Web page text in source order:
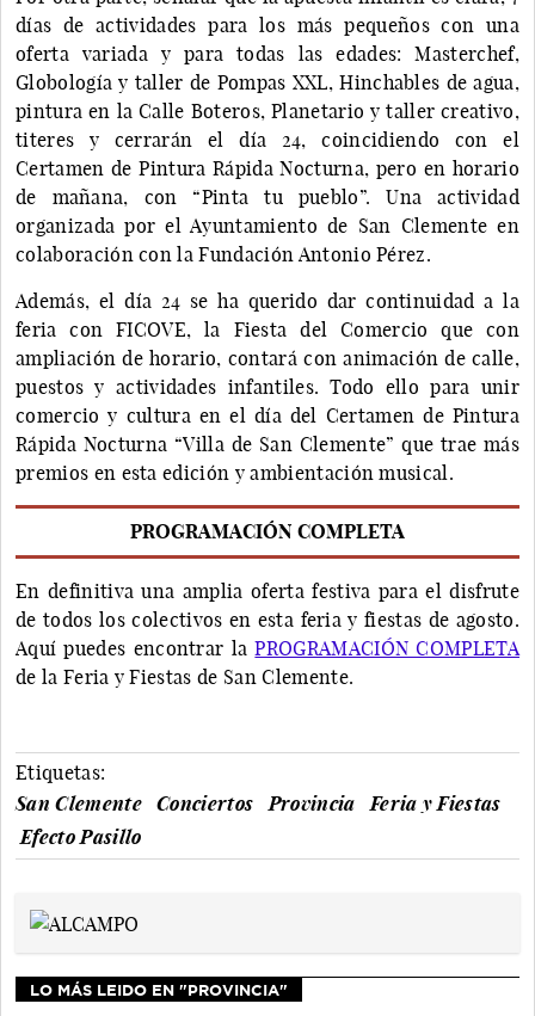
días de actividades para los más pequeños con una
oferta variada y para todas las edades: Masterchef,
Globología y taller de Pompas XXL, Hinchables de agua,
pintura en la Calle Boteros, Planetario y taller creativo,
titeres y cerrarán el día 24, coincidiendo con el
Certamen de Pintura Rápida Nocturna, pero en horario
de mañana, con “Pinta tu pueblo”. Una actividad
organizada por el Ayuntamiento de San Clemente en
colaboración con la Fundación Antonio Pérez.
Además, el día 24 se ha querido dar continuidad a la
feria con FICOVE, la Fiesta del Comercio que con
ampliación de horario, contará con animación de calle,
puestos y actividades infantiles. Todo ello para unir
comercio y cultura en el día del Certamen de Pintura
Rápida Nocturna “Villa de San Clemente” que trae más
premios en esta edición y ambientación musical.
PROGRAMACIÓN COMPLETA
En definitiva una amplia oferta festiva para el disfrute
de todos los colectivos en esta feria y fiestas de agosto.
Aquí puedes encontrar laPROGRAMACIÓN COMPLETA
de la Feria y Fiestas de San Clemente.
Etiquetas:
San Clemente
Conciertos Provincia
Feria y Fiestas
Efecto Pasillo
LO MÁS LEIDO EN "PROVINCIA"